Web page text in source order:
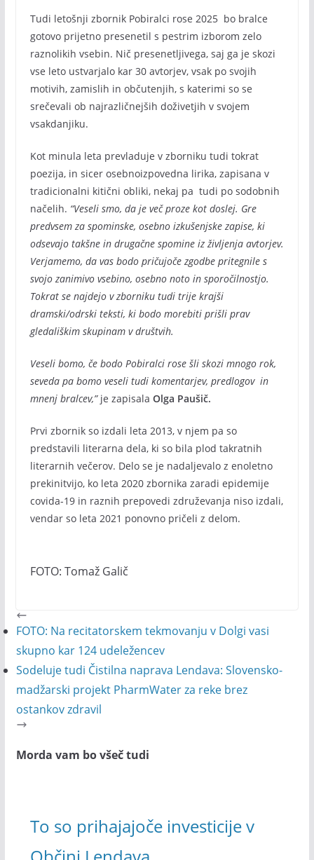
Tudi letošnji zbornik Pobiralci rose 2025 bo bralce
gotovo prijetno presenetil s pestrim izborom zelo
raznolikih vsebin. Nič presenetljivega, saj ga je skozi
vse leto ustvarjalo kar 30 avtorjev, vsak po svojih
motivih, zamislih in občutenjih, s katerimi so se
srečevali ob najrazličnejših doživetjih v svojem
vsakdanjiku.
Kot minula leta prevladuje v zborniku tudi tokrat
poezija, in sicer osebnoizpovedna lirika, zapisana v
tradicionalni kitični obliki, nekaj pa tudi po sodobnih
načelih. “Veseli smo, da je več proze kot doslej. Gre
predvsem za spominske, osebno izkušenjske zapise, ki
odsevajo takšne in drugačne spomine iz življenja avtorjev.
Verjamemo, da vas bodo pričujoče zgodbe pritegnile s
svojo zanimivo vsebino, osebno noto in sporočilnostjo.
Tokrat se najdejo v zborniku tudi trije krajši
dramski/odrski teksti, ki bodo morebiti prišli prav
gledališkim skupinam v društvih.
Veseli bomo, če bodo Pobiralci rose šli skozi mnogo rok,
seveda pa bomo veseli tudi komentarjev, predlogov in
mnenj bralcev,”je zapisala Olga Paušič.
Prvi zbornik so izdali leta 2013, v njem pa so
predstavili literarna dela, ki so bila plod takratnih
literarnih večerov. Delo se je nadaljevalo z enoletno
prekinitvijo, ko leta 2020 zbornika zaradi epidemije
covida-19 in raznih prepovedi združevanja niso izdali,
vendar so leta 2021 ponovno pričeli z delom.
FOTO: Tomaž Galič
FOTO: Na recitatorskem tekmovanju v Dolgi vasi
skupno kar 124 udeležencev
Sodeluje tudi Čistilna naprava Lendava: Slovensko-
madžarski projekt PharmWater za reke brez
ostankov zdravil
Morda vam bo všeč tudi
To so prihajajoče investicije v